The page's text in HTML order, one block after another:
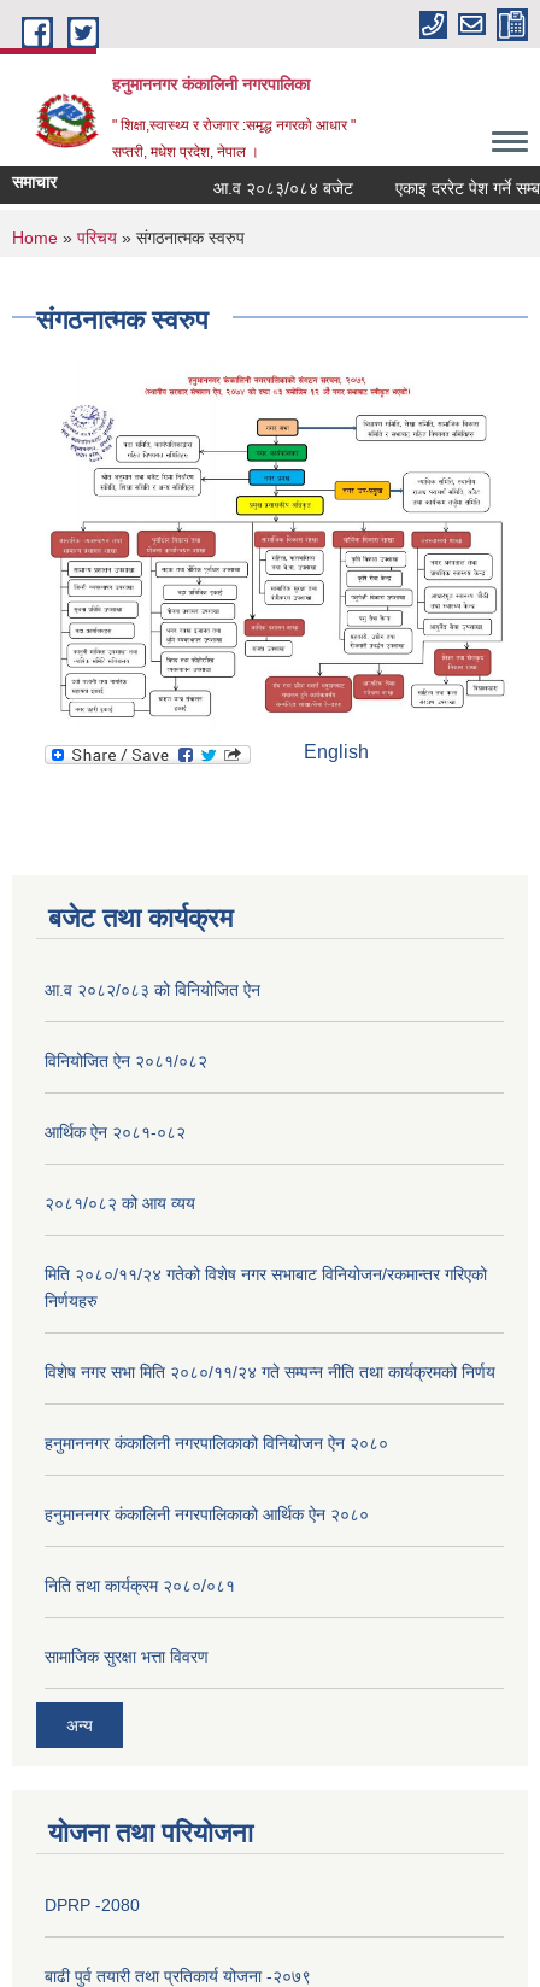
Skip to main content
हनुमाननगर कंकालिनी नगरपालिका
" शिक्षा,स्वास्थ्य र रोजगार :समृद्ध नगरको आधार "
सप्तरी, मधेश प्रदेश, नेपाल ।
समाचार आ.व २०८३/०८४ बजेट एकाइ दररेट पेश गर्ने
You are here
Home » परिचय » संगठनात्मक स्वरुप
संगठनात्मक स्वरुप
English
बजेट तथा कार्यक्रम
आ.व २०८२/०८३ को विनियोजित ऐन
विनियोजित ऐन २०८१/०८२
आर्थिक ऐन २०८१-०८२
२०८१/०८२ को आय व्यय
मिति २०८०/११/२४ गतेको विशेष नगर सभाबाट विनियोजन/रकमान्तर गरिएको
निर्णयहरु
विशेष नगर सभा मिति २०८०/११/२४ गते सम्पन्न नीति तथा कार्यक्रमको निर्णय
हनुमाननगर कंकालिनी नगरपालिकाको विनियोजन ऐन २०८०
हनुमाननगर कंकालिनी नगरपालिकाको आर्थिक ऐन २०८०
निति तथा कार्यक्रम २०८०/०८१
सामाजिक सुरक्षा भत्ता विवरण
अन्य
योजना तथा परियोजना
DPRP -2080
बाढी पुर्व तयारी तथा प्रतिकार्य योजना -२०७९